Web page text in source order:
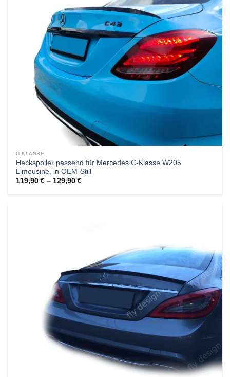
C KLASSE
Heckspoiler passend für Mercedes C-Klasse W205
Limousine, in OEM-Still
119,90€ –129,90€